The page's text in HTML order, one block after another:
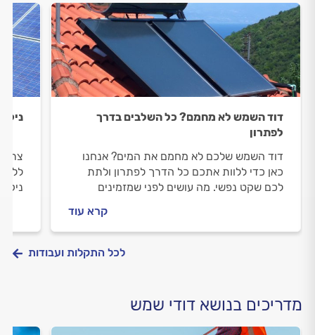
דוד השמש לא מחמם? כל השלבים בדרך
לפתרון
דוד השמש שלכם לא מחמם את המים? אנחנו
כאן כדי ללוות אתכם כל הדרך לפתרון ולתת
לכם שקט נפשי. מה עושים לפני שמזמינים
קרא עוד
לכל התקלות ועבודות
מדריכים בנושא דודי שמש